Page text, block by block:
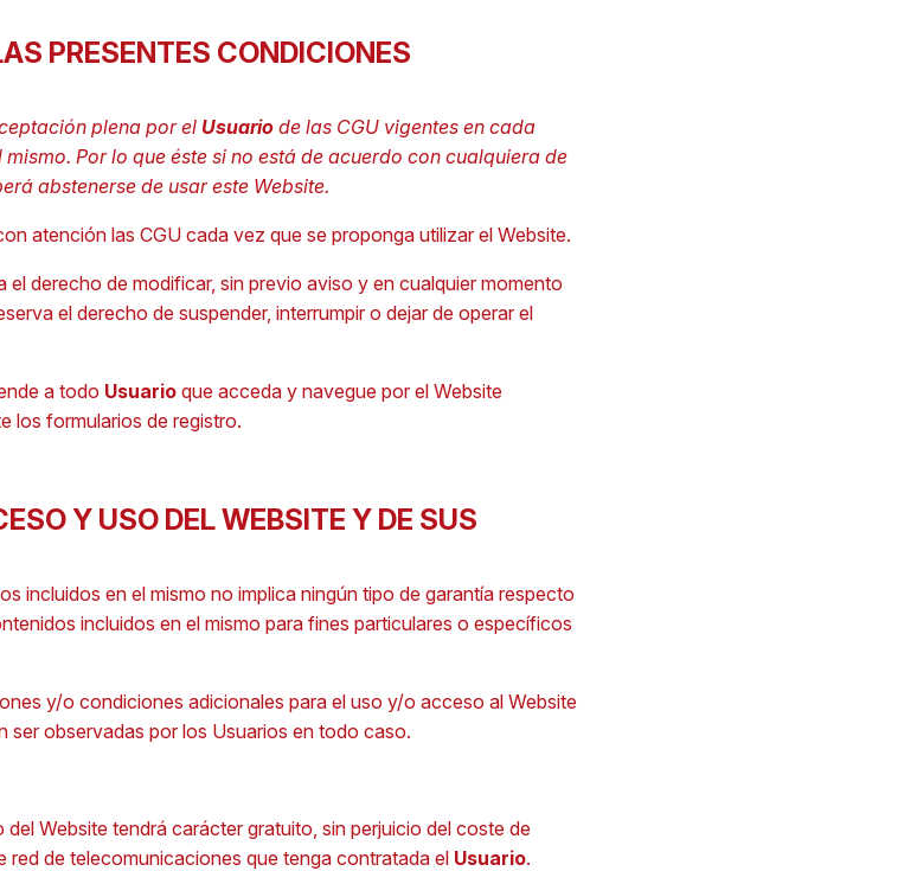
PRESENTES CONDICIONES
plena por el Usuariode las CGU vigentes en cada
Por lo que éste si no está de acuerdo con cualquiera de
abstenerse de usar este Website.
atención las CGU cada vez que se proponga utilizar el Website.
el derecho de modificar, sin previo aviso y en cualquier momento
el derecho de suspender, interrumpir o dejar de operar el
a todo Usuarioque acceda y navegue por el Website
los formularios de registro.
Y USO DEL WEBSITE Y DE SUS
incluidos en el mismo no implica ningún tipo de garantía respecto
incluidos en el mismo para fines particulares o específicos
y/o condiciones adicionales para el uso y/o acceso al Website
ser observadas por los Usuarios en todo caso.
Website tendrá carácter gratuito, sin perjuicio del coste de
de telecomunicaciones que tenga contratada el Usuario.